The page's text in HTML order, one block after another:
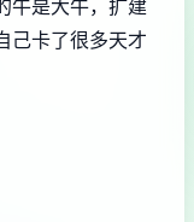
牛是大牛，扩建
己卡了很多天才